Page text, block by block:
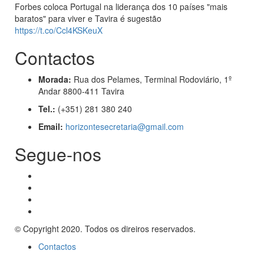
Forbes coloca Portugal na liderança dos 10 países "mais
baratos" para viver e Tavira é sugestão
https://t.co/Ccl4KSKeuX
Contactos
Morada: Rua dos Pelames, Terminal Rodoviário, 1º
Andar 8800-411 Tavira
Tel.: (+351) 281 380 240
Email: horizontesecretaria@gmail.com
Segue-nos
© Copyright 2020. Todos os direiros reservados.
Contactos